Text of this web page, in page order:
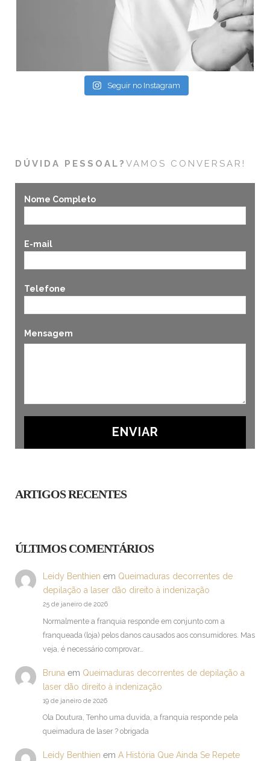
Seguir no Instagram
DÚVIDA PESSOAL? VAMOS CONVERSAR!
Nome Completo
E-mail
Telefone
Mensagem
ARTIGOS RECENTES
ÚLTIMOS COMENTÁRIOS
Leidy Benthien em Queimaduras decorrentes de
depilação a laser dão direito à indenização
25 de janeiro de 2026
Normalmente a franquia responde em conjunto com a
franqueada (loja) pelos danos causados aos consumidores. Mas
veja, é necessário comprovar…
Bruna em Queimaduras decorrentes de depilação a
laser dão direito à indenização
19 de janeiro de 2026
Ola Doutura, Tenho uma duvida, a franquia responde pela
queimadura de laser ? obrigada
Leidy Benthien em A História Que Ainda Se Repete